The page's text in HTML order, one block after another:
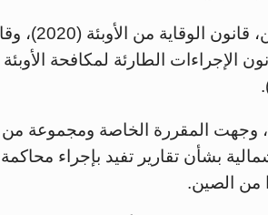
ومن بين هذه
وفي 6 نوفمبر 2024، وجهت المقررة الخاصة